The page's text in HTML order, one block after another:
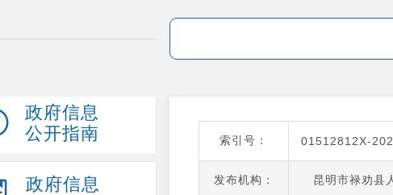
政府信息
公开指南
政府信息
索引号： 01512812X-
发布机构： 昆明市禄劝县